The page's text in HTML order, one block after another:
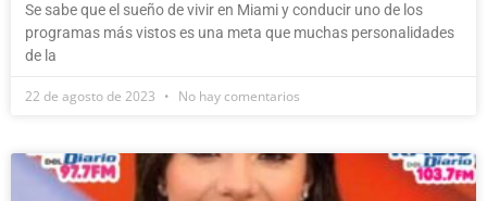
Se sabe que el sueño de vivir en Miami y conducir uno de los
programas más vistos es una meta que muchas personalidades
de la
22 de agosto de 2023 No hay comentarios